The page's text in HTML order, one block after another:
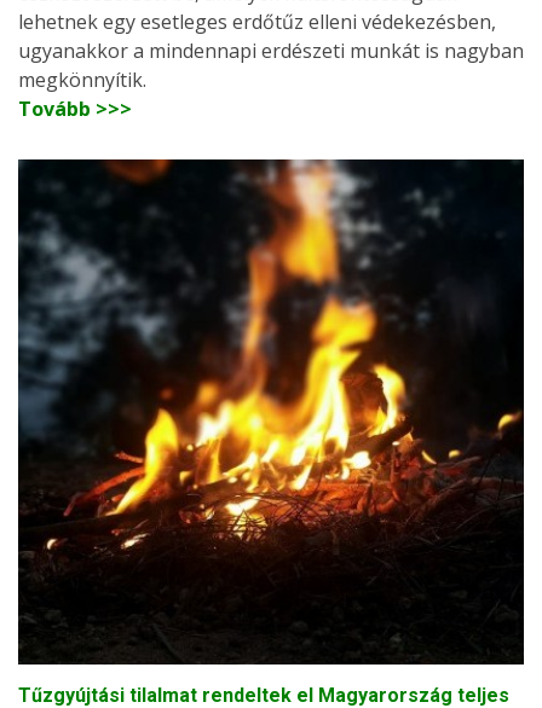
lehetnek egy esetleges erdőtűz elleni védekezésben,
ugyanakkor a mindennapi erdészeti munkát is nagyban
megkönnyítik.
Tovább >>>
Tűzgyújtási tilalmat rendeltek el Magyarország teljes